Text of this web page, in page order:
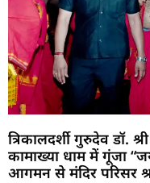
त्रिकालदर्शी गुरुदेव डॉ.
कामाख्या धाम में गूंजा
आगमन से मंदिर परिसर